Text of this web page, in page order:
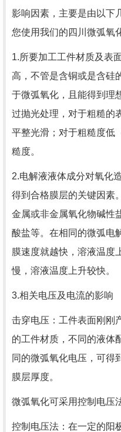
影响因素，主要是由以下
您使用我们的四川微弧氧
1.所要加工工件材质及表
高，不管是含铜或是含硅
于微弧氧化，且能得到理
过抛光处理，对于粗糙的
平整光滑；对于粗糙度低
糙度。
2.电解液液体成分对氧化
得到合格膜层的关键因素
金属或非金属氧化物碱性
酸盐等。在相同的微弧电
膜速度就越快，溶液温度
慢，溶液温度上升较快。
3.相关电压及电流的影响
击穿电压：工件表面刚刚
的工件材质，不同的液体
同的微弧氧化电压，可得
膜层厚度。
微弧氧化可采用控制电压
控制电压法：在一定的阳